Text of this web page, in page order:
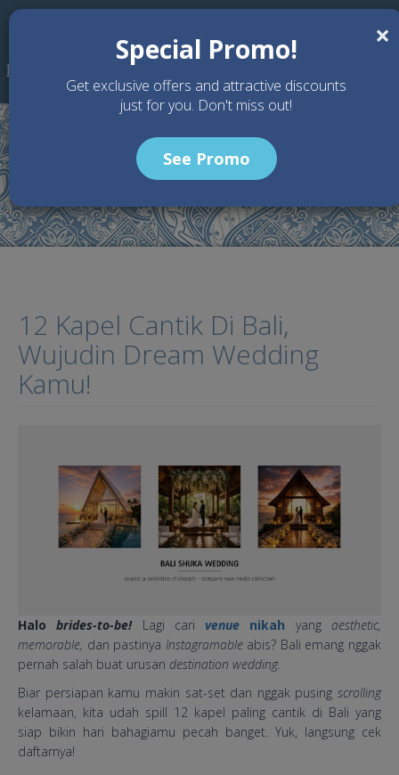
Skip to main content
12 Kapel Cantik Di Bali, Wujudin Dream Wedding Kamu!
12 Kapel Cantik Di Bali,
Wujudin Dream Wedding
Kamu!
Halobrides-to-be! Lagi carivenue nikah yangaesthetic,
memorable, dan pastinya Instagramableabis? Bali emang nggak
pernah salah buat urusan destination wedding.
Biar persiapan kamu makin sat-set dan nggak pusing scrolling
kelamaan, kita udah spill 12 kapel paling cantik di Bali yang
siap bikin hari bahagiamu pecah banget. Yuk, langsung cek
daftarnya!
×
Special Promo!
Get exclusive offers and attractive discounts
just for you. Don't miss out!
See Promo